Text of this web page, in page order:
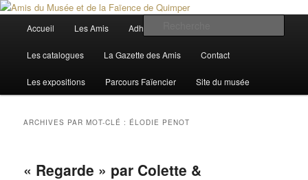
Aller
contenu
principal
Aller
contenu
secondaireAmis du Musée et de la Faïence de
Quimper
Trois siècles de tradition faïencière
principal
Accueil Les Amis Adhérer
Les catalogues La Gazette des Amis Contact
Les expositions Parcours Faïencier Site du musée
ARCHIVES PAR MOT-CLÉ : ÉLODIE PENOT
« Regarde » par Colette &